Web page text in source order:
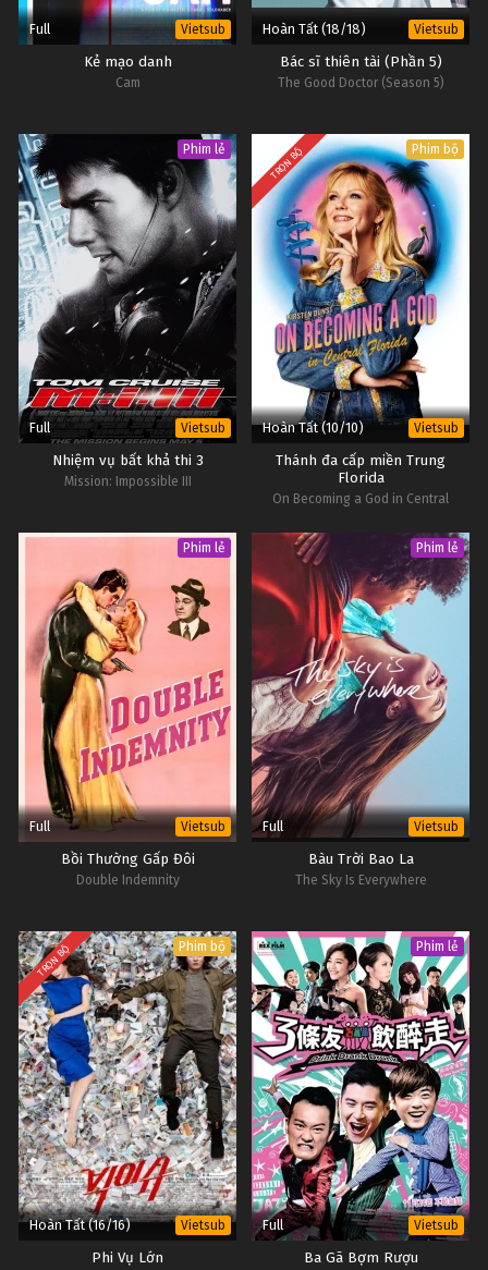
Full Vietsub
Kẻ mạo danh
Cam
Hoàn Tất (18/18) Vietsub
Bác sĩ thiên tài (Phần 5)
The Good Doctor (Season 5)
Phim lẻ
Full Vietsub
Nhiệm vụ bất khả thi 3
Mission: Impossible III
TRỌN BỘ Phim bộ
Hoàn Tất (10/10) Vietsub
Thánh đa cấp miền Trung
Florida
On Becoming a God in Central
Phim lẻ
Full Vietsub
Bồi Thường Gấp Đôi
Double Indemnity
Phim lẻ
Full Vietsub
Bàu Trời Bao La
The Sky Is Everywhere
TRỌN BỘ Phim bộ
Hoàn Tất (16/16) Vietsub
Phi Vụ Lớn
Phim lẻ
Full Vietsub
Ba Gã Bợm Rượu